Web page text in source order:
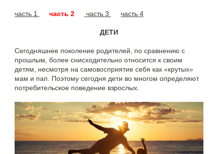
часть 1 часть 2 часть 3 часть 4
ДЕТИ
Сегодняшнее поколение родителей, по сравнению с
прошлым, более снисходительно относится к своим
детям, несмотря на самовосприятие себя как «крутых»
мам и пап. Поэтому сегодня дети во многом определяют
потребительское поведение взрослых.